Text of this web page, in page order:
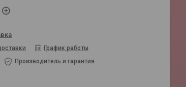
График работы
Производитель и гарантия